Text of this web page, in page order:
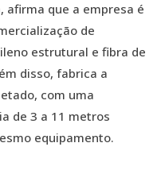
afirma que a empresa é
de
estrutural e fibra de
disso, fabrica a
com uma
de 3 a 11 metros
equipamento.